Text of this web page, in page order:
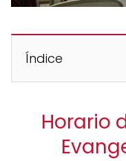
Índice
Horario